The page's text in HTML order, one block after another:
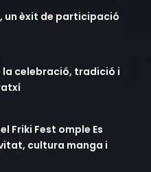
un èxit de participació
la celebració, tradició i
Friki Fest omple Es
cultura manga i